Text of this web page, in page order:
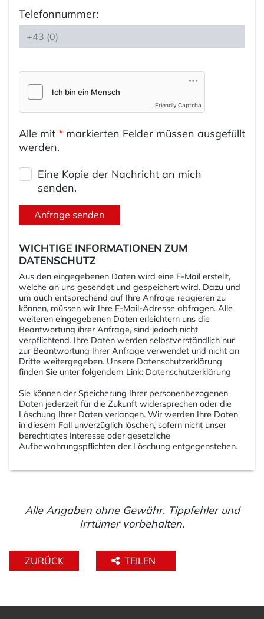
Telefonnummer:
Friendly Captcha
Alle mit * markierten Felder müssen ausgefüllt
werden.
Eine Kopie der Nachricht an mich
senden.
Anfrage senden
WICHTIGE INFORMATIONEN ZUM
DATENSCHUTZ
Aus den eingegebenen Daten wird eine E-Mail erstellt,
welche an uns gesendet und gespeichert wird. Dazu und
um auch entsprechend auf Ihre Anfrage reagieren zu
können, müssen wir Ihre E-Mail-Adresse abfragen. Alle
weiteren eingegebenen Daten erleichtern uns die
Beantwortung ihrer Anfrage, sind jedoch nicht
verpflichtend. Ihre Daten werden selbstverständlich nur
zur Beantwortung Ihrer Anfrage verwendet und nicht an
Dritte weitergegeben. Unsere Datenschutzerklärung
finden Sie unter folgendem Link: Datenschutzerklärung
Sie können der Speicherung Ihrer personenbezogenen
Daten jederzeit für die Zukunft widersprechen oder die
Löschung Ihrer Daten verlangen. Wir werden Ihre Daten
in diesem Fall unverzüglich löschen, sofern nicht unser
berechtigtes Interesse oder gesetzliche
Aufbewahrungspflichten der Löschung entgegenstehen.
Alle Angaben ohne Gewähr. Tippfehler und
Irrtümer vorbehalten.
ZURÜCK TEILEN